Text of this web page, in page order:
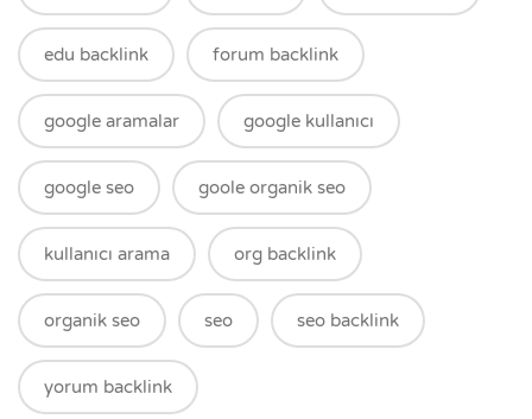
edu backlink forum backlink
google aramalar google kullanıcı
google seo goole organik seo
kullanıcı arama org backlink
organik seo seo seo backlink
yorum backlink